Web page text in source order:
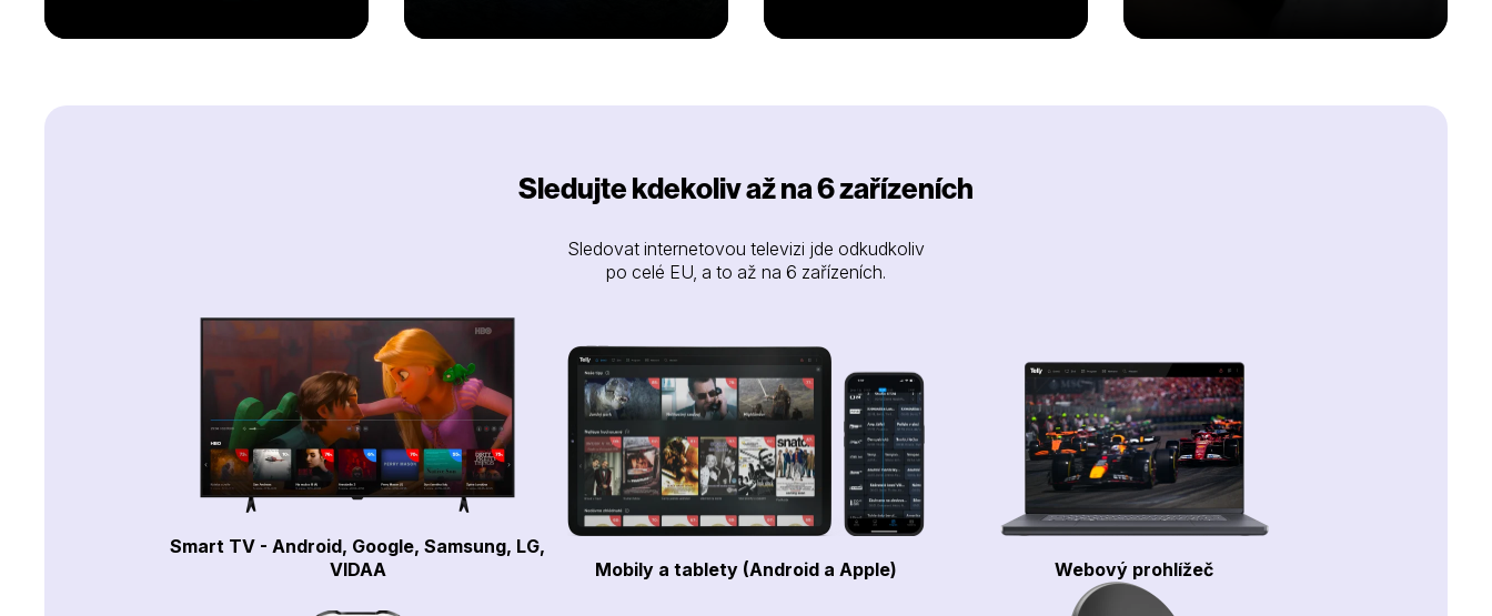
Sledujte kdekoliv až na 6 zařízeních
Sledovat internetovou televizi jde odkudkoliv
po celé EU, a to až na 6 zařízeních.
Smart TV - Android, Google, Samsung, LG,
VIDAA
Mobily a tablety (Android a Apple) Webový prohlížeč